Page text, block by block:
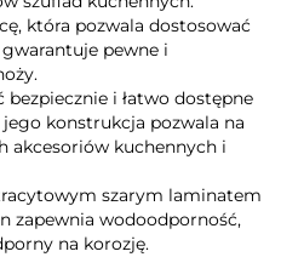
która pozwala dostosować
pewne i
i łatwo dostępne
konstrukcja pozwala na
akcesoriów kuchennych i
szarym laminatem
zapewnia wodoodporność,
na korozję.